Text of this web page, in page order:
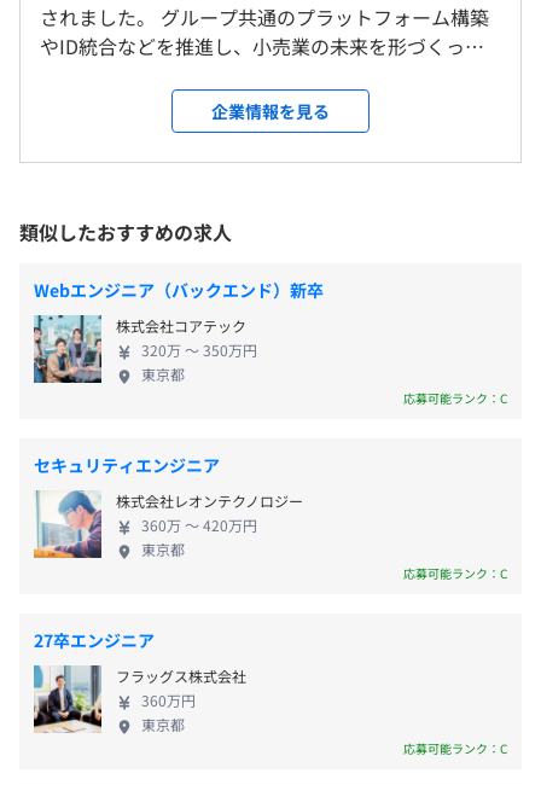
＜雇入時＞
本社
＜変更範囲＞
会社の定める範囲
受動喫煙防止措置に関する事項
JR「海浜幕張駅」徒歩8分
休憩時間：休憩60分 ※昼食時間は業務の都合により各々
の自主性に任せています
年間所定労働時間を1920時間と定めており、年間365日の
中で各自が勤務日及び休日の計画を立てています。土日を
お休みに設定されている方がほとんどです。
・年次有給休暇 有
・その他 慶弔休暇等 有
・住居手当：住宅助成金（持家・賃貸とも社内規定により
支給）
・社宅制度あり
・通勤手当：交通費全額支給
・イオングッドライフクラブ（共済会）：余暇をお得に楽
しめるサービス、団体保険等があります。
・育児介護制度あり
されました。 グループ共通のプラットフォーム構築
やID統合などを推進し、小売業の未来を形づくって
を遂げます。イオングループの基幹システムを長年支
えてきたイオンアイビスのIT事業部門と統合し、 バ
ックエンドからフロントエンドまでを一貫して手が
として、より革新的な価値をスピーディーに提供で
きる環境が整いました。 通常のスタートアップでは
経験できない、「第2次創業期」×「日本最大級の小
売グループ」 という独自のステージ。圧倒的なスケ
ール感のもと、 大規模な開発に携わりながら、お客
さま視点のプロダクト開発と業界を変えることを追
求できる—それが、イオンスマートテクノロジーで働
くる◇◆ イオンスマートテクノロジーは、日本最大
級の小売企業・イオングループのデジタル戦略をリ
ードする会社です。 私たちのミッションは、「デジ
タル技術でアジアの小売業を変える」こと。2020年
の設立以来、グループ全体のDX（デジタルトランス
供とサプライチェーンマネジメントの改革を推進し
ています。 具体的には、基幹システムの開発から、
グループ共通のプラットフォーム構築、各種IDの統
合まで、バックエンドからフロントエンドまで幅広
く手がけています。 イオンの店舗やサービスを利用
企業情報を見る
類似したおすすめの求人
Webエンジニア（バックエンド）新卒
株式会社コアテック
320万 〜 350万円
東京都
応募可能ランク：C
セキュリティエンジニア
株式会社レオンテクノロジー
360万 〜 420万円
東京都
応募可能ランク：C
27卒エンジニア
フラッグス株式会社
360万円
東京都
応募可能ランク：C